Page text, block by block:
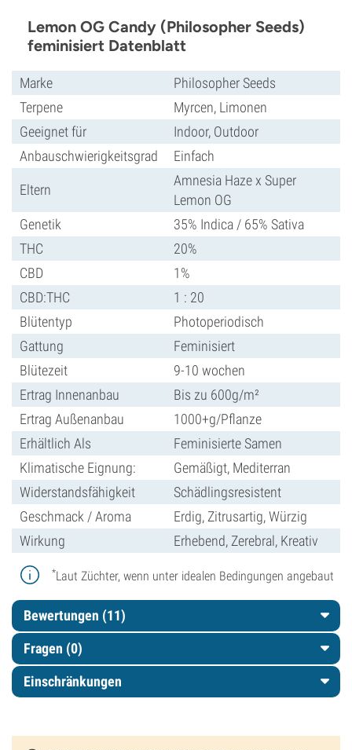
Lemon OG Candy (Philosopher Seeds)
feminisiert Datenblatt
Marke
Philosopher Seeds
Terpene
Myrcen, Limonen
Geeignet für
Indoor, Outdoor
Anbauschwierigkeitsgrad
Einfach
Eltern
Amnesia Haze x Super
Lemon OG
Genetik
35% Indica / 65% Sativa
THC
20%
CBD
1%
CBD:THC
1 : 20
Blütentyp
Photoperiodisch
Gattung
Feminisiert
Blütezeit
9-10 wochen
Ertrag Innenanbau
Bis zu 600g/m²
Ertrag Außenanbau
1000+g/Pflanze
Erhältlich Als
Feminisierte Samen
Klimatische Eignung:
Gemäßigt, Mediterran
Widerstandsfähigkeit
Schädlingsresistent
Geschmack / Aroma
Erdig, Zitrusartig, Würzig
Wirkung
Erhebend, Zerebral, Kreativ
*Laut Züchter, wenn unter idealen Bedingungen angebaut
Bewertungen (11)
Fragen (0)
Einschränkungen